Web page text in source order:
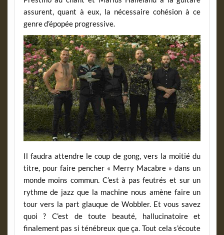
assurent, quant à eux, la nécessaire cohésion à ce
genre d’épopée progressive.
Il faudra attendre le coup de gong, vers la moitié du
titre, pour faire pencher « Merry Macabre » dans un
monde moins commun. C’est à pas feutrés et sur un
rythme de jazz que la machine nous amène faire un
tour vers la part glauque de Wobbler. Et vous savez
quoi ? C’est de toute beauté, hallucinatoire et
finalement pas si ténébreux que ça. Tout cela s’écoute